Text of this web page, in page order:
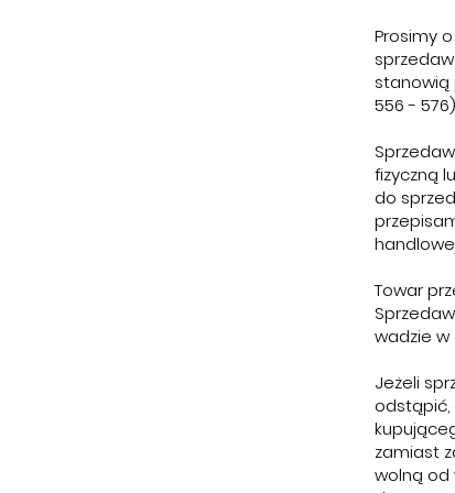
Prosimy
stanowią
556 - 576)
fizyczną
do
Towar
wadzie w
Jeżeli
odstąpić,
zamiast
wolną od